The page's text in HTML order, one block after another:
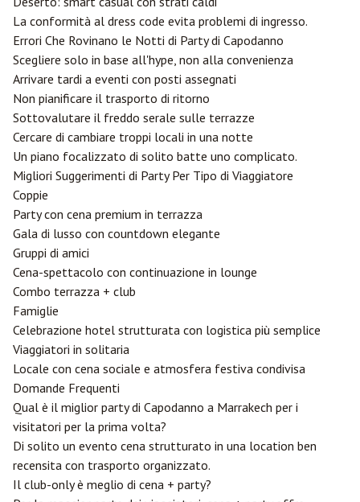
La conformità al dress code evita problemi di ingresso.
Errori Che Rovinano le Notti di Party di Capodanno
Scegliere solo in base all'hype, non alla convenienza
Arrivare tardi a eventi con posti assegnati
Non pianificare il trasporto di ritorno
Sottovalutare il freddo serale sulle terrazze
Cercare di cambiare troppi locali in una notte
Un piano focalizzato di solito batte uno complicato.
Migliori Suggerimenti di Party Per Tipo di Viaggiatore
Coppie
Party con cena premium in terrazza
Gala di lusso con countdown elegante
Gruppi di amici
Cena-spettacolo con continuazione in lounge
Combo terrazza + club
Famiglie
Celebrazione hotel strutturata con logistica più semplice
Viaggiatori in solitaria
Locale con cena sociale e atmosfera festiva condivisa
Domande Frequenti
Qual è il miglior party di Capodanno a Marrakech per i
visitatori per la prima volta?
Di solito un evento cena strutturato in una location ben
recensita con trasporto organizzato.
Il club-only è meglio di cena + party?